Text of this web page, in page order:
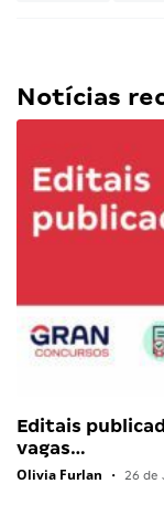
Notícias
Editais
vagas…
Olivia Furlan • 26 de